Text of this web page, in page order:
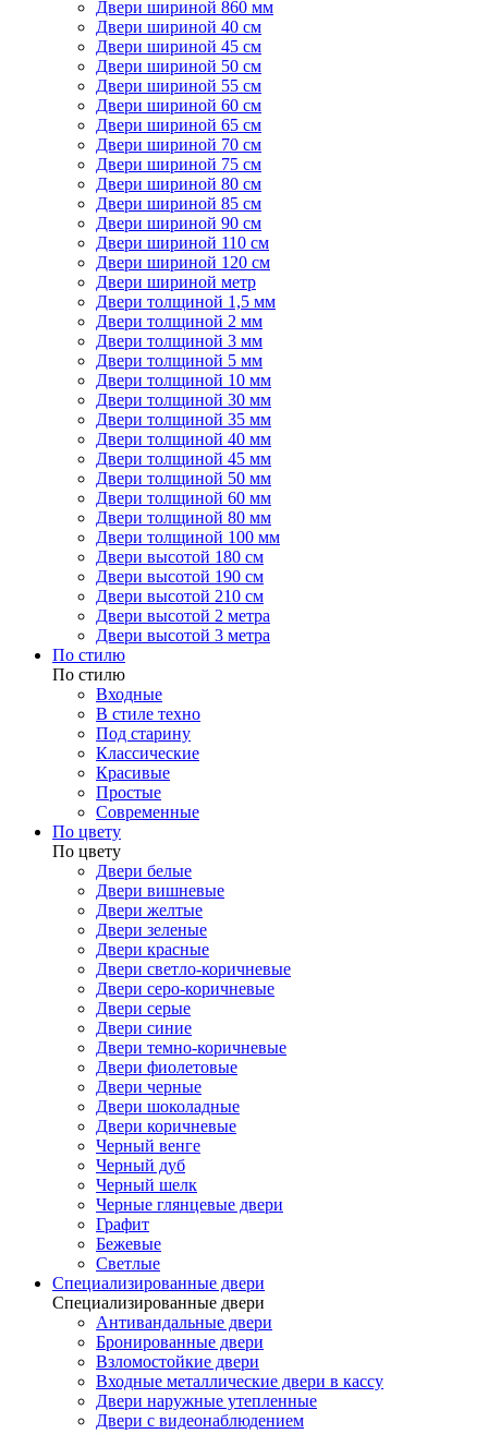
Двери шириной 860 мм
Двери шириной 40 см
Двери шириной 45 см
Двери шириной 50 см
Двери шириной 55 см
Двери шириной 60 см
Двери шириной 65 см
Двери шириной 70 см
Двери шириной 75 см
Двери шириной 80 см
Двери шириной 85 см
Двери шириной 90 см
Двери шириной 110 см
Двери шириной 120 см
Двери шириной метр
Двери толщиной 1,5 мм
Двери толщиной 2 мм
Двери толщиной 3 мм
Двери толщиной 5 мм
Двери толщиной 10 мм
Двери толщиной 30 мм
Двери толщиной 35 мм
Двери толщиной 40 мм
Двери толщиной 45 мм
Двери толщиной 50 мм
Двери толщиной 60 мм
Двери толщиной 80 мм
Двери толщиной 100 мм
Двери высотой 180 см
Двери высотой 190 см
Двери высотой 210 см
Двери высотой 2 метра
Двери высотой 3 метра
По стилю
По стилю
Входные
В стиле техно
Под старину
Классические
Красивые
Простые
Современные
По цвету
По цвету
Двери белые
Двери вишневые
Двери желтые
Двери зеленые
Двери красные
Двери светло-коричневые
Двери серо-коричневые
Двери серые
Двери синие
Двери темно-коричневые
Двери фиолетовые
Двери черные
Двери шоколадные
Двери коричневые
Черный венге
Черный дуб
Черный шелк
Черные глянцевые двери
Графит
Бежевые
Светлые
Специализированные двери
Специализированные двери
Антивандальные двери
Бронированные двери
Взломостойкие двери
Входные металлические двери в кассу
Двери наружные утепленные
Двери с видеонаблюдением